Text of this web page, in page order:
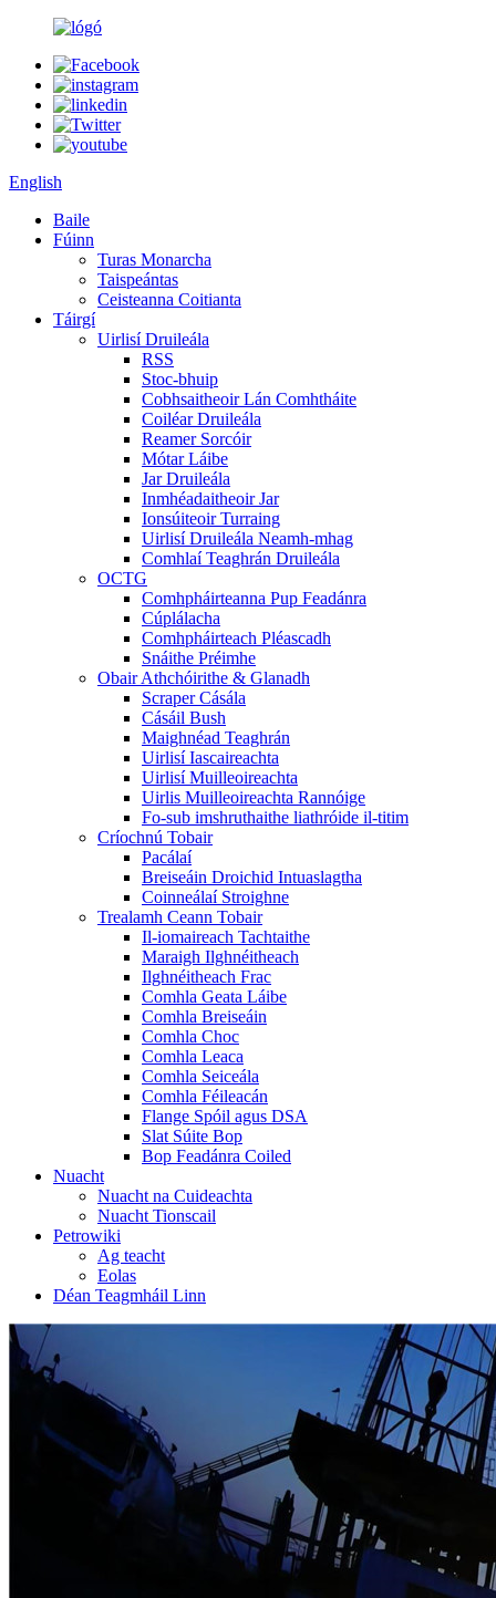
English
Baile
Fúinn
Turas Monarcha
Taispeántas
Ceisteanna Coitianta
Táirgí
Uirlisí Druileála
RSS
Stoc-bhuip
Cobhsaitheoir Lán Comhtháite
Coiléar Druileála
Reamer Sorcóir
Mótar Láibe
Jar Druileála
Inmhéadaitheoir Jar
Ionsúiteoir Turraing
Uirlisí Druileála Neamh-mhag
Comhlaí Teaghrán Druileála
OCTG
Comhpháirteanna Pup Feadánra
Cúplálacha
Comhpháirteach Pléascadh
Snáithe Préimhe
Obair Athchóirithe & Glanadh
Scraper Cásála
Cásáil Bush
Maighnéad Teaghrán
Uirlisí Iascaireachta
Uirlisí Muilleoireachta
Uirlis Muilleoireachta Rannóige
Fo-sub imshruthaithe liathróide il-titim
Críochnú Tobair
Pacálaí
Breiseáin Droichid Intuaslagtha
Coinneálaí Stroighne
Trealamh Ceann Tobair
Il-iomaireach Tachtaithe
Maraigh Ilghnéitheach
Ilghnéitheach Frac
Comhla Geata Láibe
Comhla Breiseáin
Comhla Choc
Comhla Leaca
Comhla Seiceála
Comhla Féileacán
Flange Spóil agus DSA
Slat Súite Bop
Bop Feadánra Coiled
Nuacht
Nuacht na Cuideachta
Nuacht Tionscail
Petrowiki
Ag teacht
Eolas
Déan Teagmháil Linn